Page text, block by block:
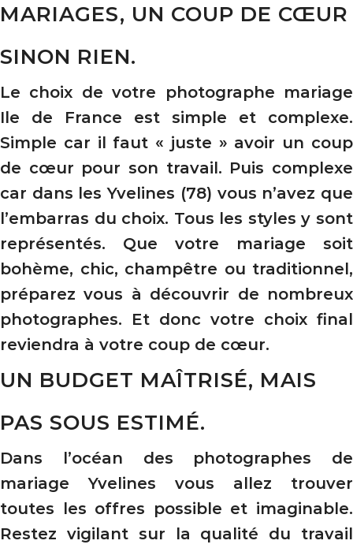
MARIAGES, UN COUP DE CŒUR
SINON RIEN.
Le choix de votre photographe mariage
Ile de France est simple et complexe.
Simple car il faut « juste » avoir un coup
de cœur pour son travail. Puis complexe
car dans les Yvelines (78) vous n’avez que
l’embarras du choix. Tous les styles y sont
représentés. Que votre mariage soit
bohème, chic, champêtre ou traditionnel,
préparez vous à découvrir de nombreux
photographes. Et donc votre choix final
reviendra à votre coup de cœur.
UN BUDGET MAÎTRISÉ, MAIS
PAS SOUS ESTIMÉ.
Dans l’océan des photographes de
mariage Yvelines vous allez trouver
toutes les offres possible et imaginable.
Restez vigilant sur la qualité du travail